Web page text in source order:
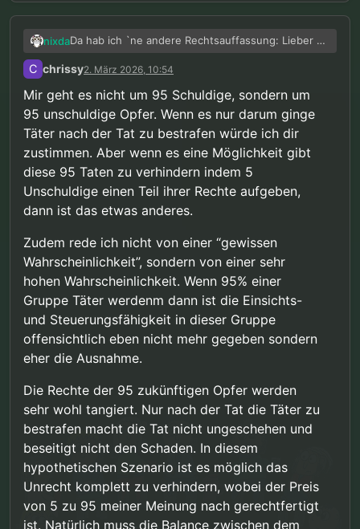
nixdaDa hab ich `ne andere Rechtsauffassung: Lieber 95
Schuldige laufen lassen, als 5 Unschuldige hinter
Gittern.
Abgesehen davon, ginge es dann auch gar nicht
kein schuldhaftes (Fehl)verhalten vorgeworfen
wird, es wird nur mit einer gewissen
Wahrscheinlichkeit prognostiziert.
Damit liefe auch die Aussage “im Zweifel für den
, in dem Zusammenhang, komplett
ins Leere, weil es eben nicht um Schuld geht.
Eine ganze Bevölkerungsgruppe, pauschal
Zwangsmaßnahmen zu unterwerfen, würde auch
ausblenden, daß deren Individuen,
unterschiedlichste Persönlichkeitsmerkmale
aufweisen und - trotz Hochrisikoprognose -
grundsätzlich sowohl einsichts- als auch
steuerungsfähig sind.
@chrissy sagte inPädophile Fantasien "stoppen"
“Kein Recht eines Individuums darf über
den (zumindest gleichwertigen) Rechten
von Vielen stehen”.
Tut es auch nicht, da mangels konkreter
Rechtsverstöße, die “Rechte von Vielen” in keiner
Weise tangiert wurden.
C chrissy2. März 2026, 10:54
Mir geht es nicht um 95 Schuldige, sondern um
95 unschuldige Opfer. Wenn es nur darum ginge
Täter nach der Tat zu bestrafen würde ich dir
zustimmen. Aber wenn es eine Möglichkeit gibt
diese 95 Taten zu verhindern indem 5
Unschuldige einen Teil ihrer Rechte aufgeben,
dann ist das etwas anderes.
Zudem rede ich nicht von einer “gewissen
Wahrscheinlichkeit”, sondern von einer sehr
hohen Wahrscheinlichkeit. Wenn 95% einer
Gruppe Täter werdenm dann ist die Einsichts-
und Steuerungsfähigkeit in dieser Gruppe
offensichtlich eben nicht mehr gegeben sondern
eher die Ausnahme.
Die Rechte der 95 zukünftigen Opfer werden
sehr wohl tangiert. Nur nach der Tat die Täter zu
bestrafen macht die Tat nicht ungeschehen und
beseitigt nicht den Schaden. In diesem
hypothetischen Szenario ist es möglich das
Unrecht komplett zu verhindern, wobei der Preis
von 5 zu 95 meiner Meinung nach gerechtfertigt
ist. Natürlich muss die Balance zwischen dem